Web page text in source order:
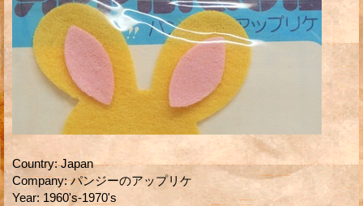
Country: Japan
Company: パンジーのアップリケ
Year: 1960's-1970's